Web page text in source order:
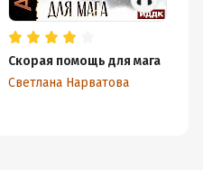
Скорая помощь для мага
Светлана Нарватова